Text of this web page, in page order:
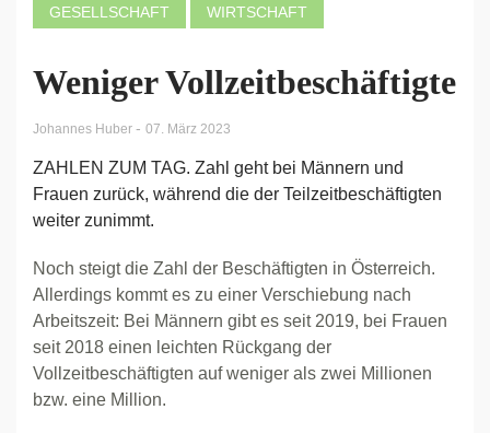
GESELLSCHAFT WIRTSCHAFT
Weniger Vollzeitbeschäftigte
Johannes Huber - 07. März 2023
ZAHLEN ZUM TAG. Zahl geht bei Männern und
Frauen zurück, während die der Teilzeitbeschäftigten
weiter zunimmt.
Noch steigt die Zahl der Beschäftigten in Österreich.
Allerdings kommt es zu einer Verschiebung nach
Arbeitszeit: Bei Männern gibt es seit 2019, bei Frauen
seit 2018 einen leichten Rückgang der
Vollzeitbeschäftigten auf weniger als zwei Millionen
bzw. eine Million.